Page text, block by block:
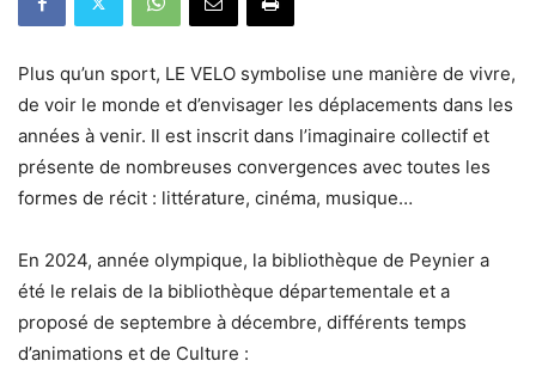
Plus qu’un sport, LE VELO symbolise une manière de vivre,
de voir le monde et d’envisager les déplacements dans les
années à venir. Il est inscrit dans l’imaginaire collectif et
présente de nombreuses convergences avec toutes les
formes de récit : littérature, cinéma, musique…
En 2024, année olympique, la bibliothèque de Peynier a
été le relais de la bibliothèque départementale et a
proposé de septembre à décembre, différents temps
d’animations et de Culture :